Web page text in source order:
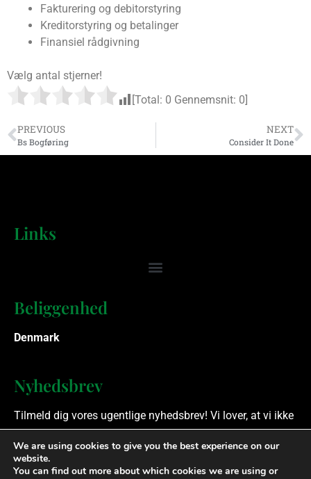
Fakturering og debitorstyring
Kreditorstyring og betalinger
Finansiel rådgivning
Vælg antal stjerner!
[Total: 0 Gennemsnit: 0
PREVIOUS
Bs Bogføring
NEXT
Consider It Done
Links
Beliggenhed
Denmark
Nyhedsbrev
Tilmeld dig vores ugentlige nyhedsbrev! Vi lover, at vi ikke
spammer.
Ophavsret © 2023 Finansielle Rådgivere. Alle rettigheder
We are using cookies to give you the best experience on our
website.
You can find out more about which cookies we are using or